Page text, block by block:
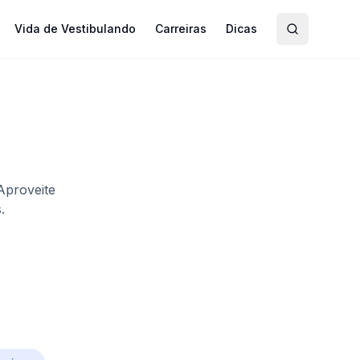
Vida de Vestibulando Carreiras Dicas